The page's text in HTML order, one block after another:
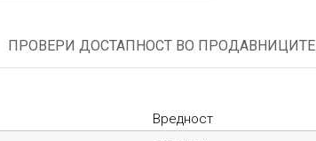
ПРОВЕРИ ДОСТАПНОСТ ВО ПРОДАВНИЦИТЕ
Вредност